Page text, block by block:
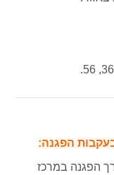
בינואר, תיערך הפגנה במרכז